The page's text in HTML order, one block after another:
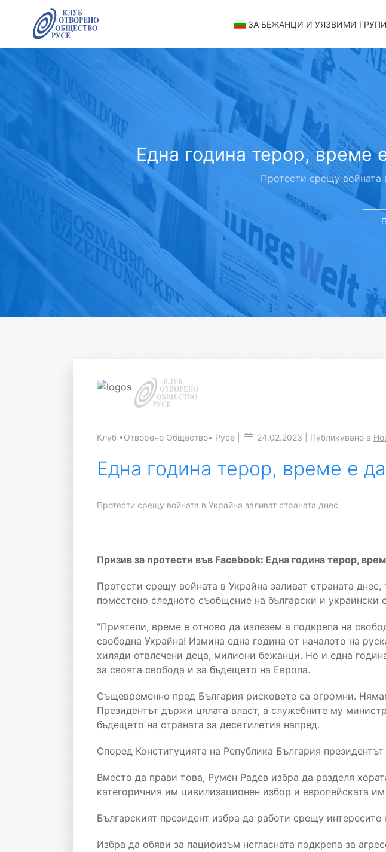
ЗА БЕЖАНЦИ И УЯЗВИМИ ГРУПИ
Една година терор, време
Протести срещу войната
Клуб •Отворено Общество• Русе | 24.02.2023 | Публикувано в
Една година терор, време е
Протести срещу войната в Украйна заливат страната днес
Призив за протести във Facebook: Една година терор,
Протести срещу войната в Украйна заливат страната
поместено следното съобщение на български и украински
"Приятели, време е отново да излезем в подкрепа на
свободна Украйна! Измина една година от началото на
хиляди отвлечени деца, милиони бежанци. Но и една
за своята свобода и за бъдещето на Европа.
Същевременно пред България рисковете са огромни.
Президентът държи цялата власт, а служебните му
бъдещето на страната за десетилетия напред.
Според Конституцията на Република България
Вместо да прави това, Румен Радев избра да разделя
категоричния им цивилизационен избор и европейската
Българският президент избра да работи срещу
Избра да обяви за пацифизъм негласната подкрепа за